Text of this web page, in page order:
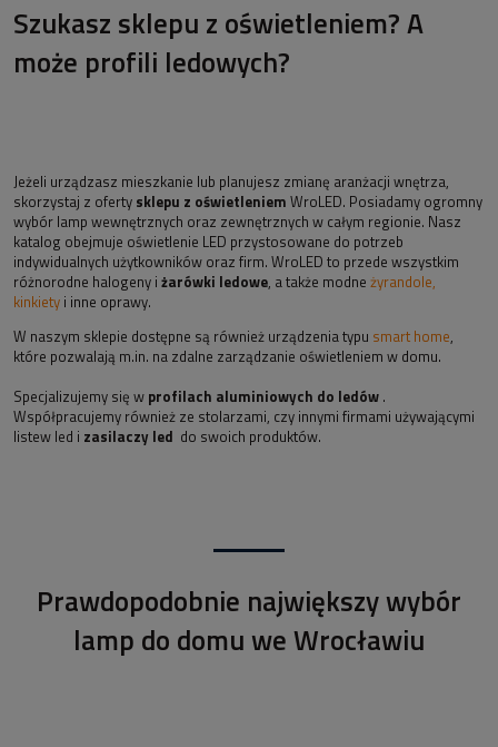
Szukasz sklepu z oświetleniem? A
może profili ledowych?
Jeżeli urządzasz mieszkanie lub planujesz zmianę aranżacji wnętrza,
skorzystaj z oferty sklepu z oświetleniem WroLED. Posiadamy ogromny
wybór lamp wewnętrznych oraz zewnętrznych w całym regionie. Nasz
katalog obejmuje oświetlenie LED przystosowane do potrzeb
indywidualnych użytkowników oraz firm. WroLED to przede wszystkim
różnorodne halogeny i żarówki ledowe, a także modne żyrandole,
kinkiety i inne oprawy.
W naszym sklepie dostępne są również urządzenia typu smart home,
które pozwalają m.in. na zdalne zarządzanie oświetleniem w domu.
Specjalizujemy się w profilach aluminiowych do ledów .
Współpracujemy również ze stolarzami, czy innymi firmami używającymi
listew led i zasilaczy led do swoich produktów.
Prawdopodobnie największy wybór
lamp do domu we Wrocławiu